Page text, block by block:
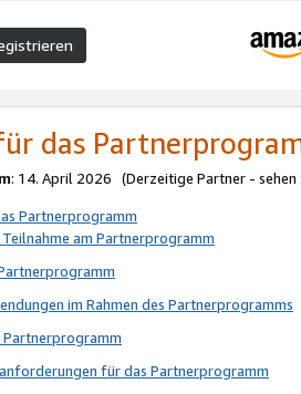
das
: 14. April 2026 (Derzeitige Partner - sehen
Partnerprogramm
am Partnerprogramm
im Rahmen des Partnerprogramms
für das Partnerprogramm